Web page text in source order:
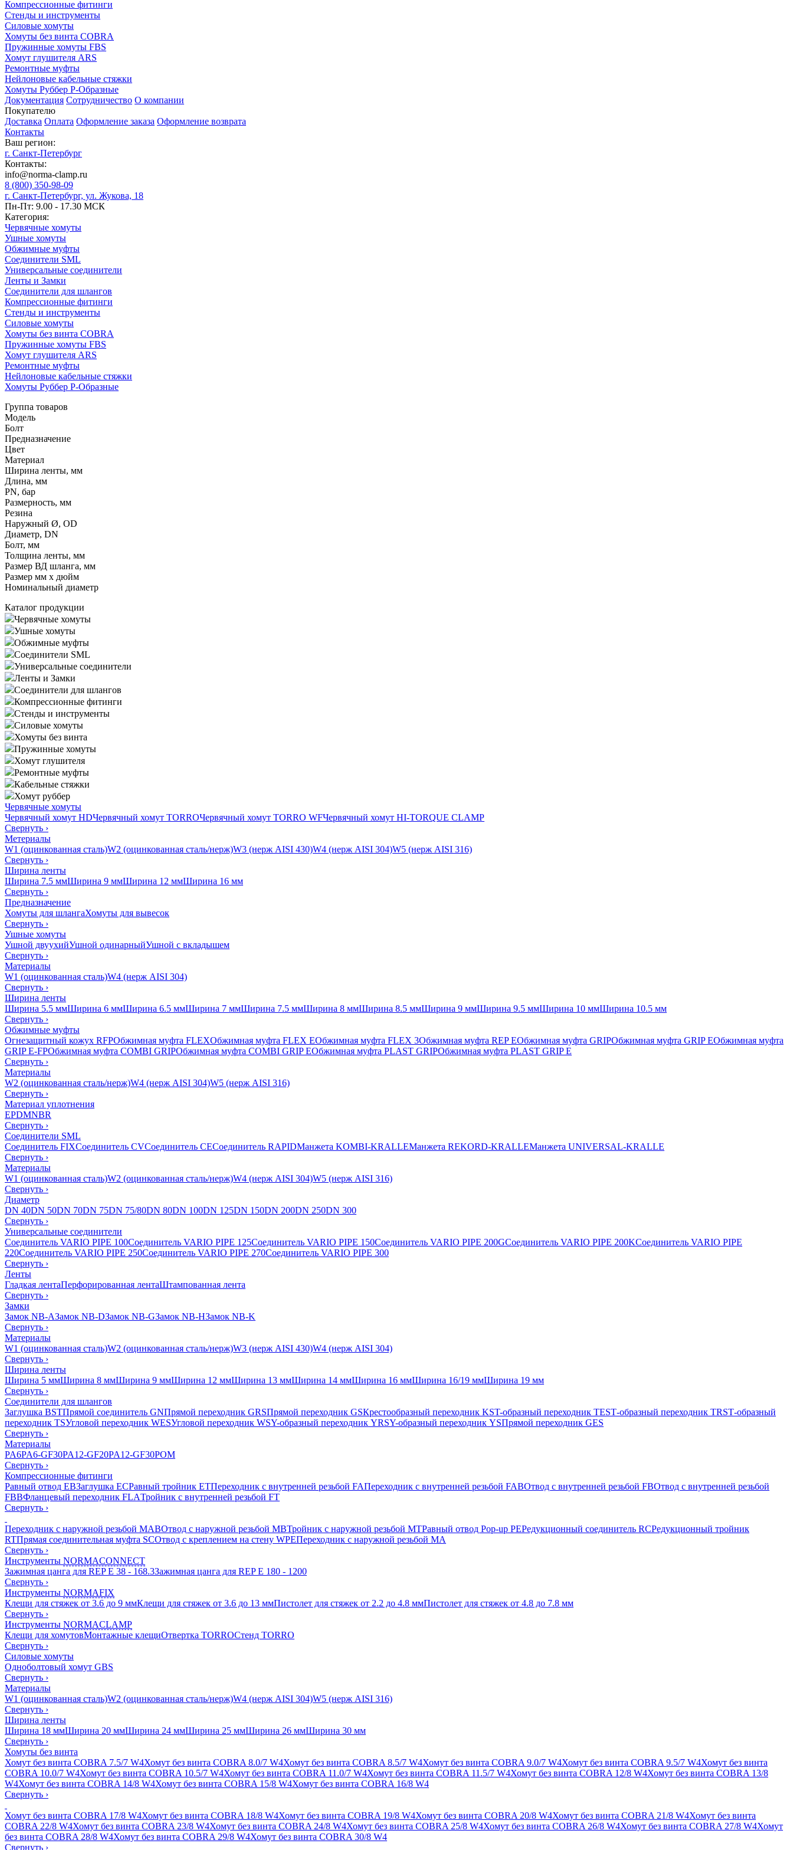
Компрессионные фитинги
Стенды и инструменты
Силовые хомуты
Хомуты без винта COBRA
Пружинные хомуты FBS
Хомут глушителя ARS
Ремонтные муфты
Нейлоновые кабельные стяжки
Хомуты Руббер Р-Образные
Документация Сотрудничество О компании
Покупателю
Доставка Оплата Оформление заказа Оформление возврата
Контакты
Ваш регион:
г. Санкт-Петербург
Контакты:
info@norma-clamp.ru
8 (800) 350-98-09
г. Санкт-Петербург, ул. Жукова, 18
Пн-Пт: 9.00 - 17.30 МСК
Категория:
Червячные хомуты
Ушные хомуты
Обжимные муфты
Соединители SML
Универсальные соединители
Ленты и Замки
Соединители для шлангов
Компрессионные фитинги
Стенды и инструменты
Силовые хомуты
Хомуты без винта COBRA
Пружинные хомуты FBS
Хомут глушителя ARS
Ремонтные муфты
Нейлоновые кабельные стяжки
Хомуты Руббер Р-Образные
Группа товаров
Модель
Болт
Предназначение
Цвет
Материал
Ширина ленты, мм
Длина, мм
PN, бар
Размерность, мм
Резина
Наружный Ø, OD
Диаметр, DN
Болт, мм
Толщина ленты, мм
Размер ВД шланга, мм
Размер мм x дюйм
Номинальный диаметр
Каталог продукции
Червячные хомуты
Ушные хомуты
Обжимные муфты
Соединители SML
Универсальные соединители
Ленты и Замки
Соединители для шлангов
Компрессионные фитинги
Стенды и инструменты
Силовые хомуты
Хомуты без винта
Пружинные хомуты
Хомут глушителя
Ремонтные муфты
Кабельные стяжки
Хомут руббер
Червячные хомуты
Червячный хомут HDЧервячный хомут TORROЧервячный хомут TORRO WFЧервячный хомут HI-TORQUE CLAMP
Свернуть ›
Метериалы
W1 (оцинкованная сталь)W2 (оцинкованная сталь/нерж)W3 (нерж AISI 430)W4 (нерж AISI 304)W5 (нерж AISI 316)
Свернуть ›
Ширина ленты
Ширина 7.5 ммШирина 9 ммШирина 12 ммШирина 16 мм
Свернуть ›
Предназначение
Хомуты для шлангаХомуты для вывесок
Свернуть ›
Ушные хомуты
Ушной двуухийУшной одинарныйУшной с вкладышем
Свернуть ›
Материалы
W1 (оцинкованная сталь)W4 (нерж AISI 304)
Свернуть ›
Ширина ленты
Ширина 5.5 ммШирина 6 ммШирина 6.5 ммШирина 7 ммШирина 7.5 ммШирина 8 ммШирина 8.5 ммШирина 9 ммШирина 9.5 ммШирина 10 ммШирина 10.5 мм
Свернуть ›
Обжимные муфты
Огнезащитный кожух RFPОбжимная муфта FLEXОбжимная муфта FLEX EОбжимная муфта FLEX 3Обжимная муфта REP EОбжимная муфта GRIPОбжимная муфта GRIP EОбжимная муфта
GRIP E-FPОбжимная муфта COMBI GRIPОбжимная муфта COMBI GRIP EОбжимная муфта PLAST GRIPОбжимная муфта PLAST GRIP E
Свернуть ›
Материалы
W2 (оцинкованная сталь/нерж)W4 (нерж AISI 304)W5 (нерж AISI 316)
Свернуть ›
Материал уплотнения
EPDMNBR
Свернуть ›
Соединители SML
Соединитель FIXСоединитель CVСоединитель CEСоединитель RAPIDМанжета KOMBI-KRALLEМанжета REKORD-KRALLEМанжета UNIVERSAL-KRALLE
Свернуть ›
Материалы
W1 (оцинкованная сталь)W2 (оцинкованная сталь/нерж)W4 (нерж AISI 304)W5 (нерж AISI 316)
Свернуть ›
Диаметр
DN 40DN 50DN 70DN 75DN 75/80DN 80DN 100DN 125DN 150DN 200DN 250DN 300
Свернуть ›
Универсальные соединители
Соединитель VARIO PIPE 100Соединитель VARIO PIPE 125Соединитель VARIO PIPE 150Соединитель VARIO PIPE 200GСоединитель VARIO PIPE 200KСоединитель VARIO PIPE
220Соединитель VARIO PIPE 250Соединитель VARIO PIPE 270Соединитель VARIO PIPE 300
Свернуть ›
Ленты
Гладкая лентаПерфорированная лентаШтампованная лента
Свернуть ›
Замки
Замок NB-AЗамок NB-DЗамок NB-GЗамок NB-HЗамок NB-K
Свернуть ›
Материалы
W1 (оцинкованная сталь)W2 (оцинкованная сталь/нерж)W3 (нерж AISI 430)W4 (нерж AISI 304)
Свернуть ›
Ширина ленты
Ширина 5 ммШирина 8 ммШирина 9 ммШирина 12 ммШирина 13 ммШирина 14 ммШирина 16 ммШирина 16/19 ммШирина 19 мм
Свернуть ›
Соединители для шлангов
Заглушка BSTПрямой соединитель GNПрямой переходник GRSПрямой переходник GSКрестообразный переходник KST-образный переходник TESТ-образный переходник TRSТ-образный
переходник TSУгловой переходник WESУгловой переходник WSY-образный переходник YRSY-образный переходник YSПрямой переходник GES
Свернуть ›
Материалы
PA6PA6-GF30PA12-GF20PA12-GF30POM
Свернуть ›
Компрессионные фитинги
Равный отвод EBЗаглушка ECРавный тройник ETПереходник с внутренней резьбой FAПереходник с внутренней резьбой FABОтвод с внутренней резьбой FBОтвод с внутренней резьбой
FBBФланцевый переходник FLAТройник с внутренней резьбой FT
Свернуть ›
Переходник с наружной резьбой MABОтвод с наружной резьбой MBТройник с наружной резьбой MTРавный отвод Pop-up PEРедукционный соединитель RCРедукционный тройник
RTПрямая соединительная муфта SCОтвод с креплением на стену WPEПереходник с наружной резьбой MA
Свернуть ›
Инструменты NORMACONNECT
Зажимная цанга для REP E 38 - 168.3Зажимная цанга для REP E 180 - 1200
Свернуть ›
Инструменты NORMAFIX
Клещи для стяжек от 3.6 до 9 ммКлещи для стяжек от 3.6 до 13 ммПистолет для стяжек от 2.2 до 4.8 ммПистолет для стяжек от 4.8 до 7.8 мм
Свернуть ›
Инструменты NORMACLAMP
Клещи для хомутовМонтажные клещиОтвертка TORROСтенд TORRO
Свернуть ›
Силовые хомуты
Одноболтовый хомут GBS
Свернуть ›
Материалы
W1 (оцинкованная сталь)W2 (оцинкованная сталь/нерж)W4 (нерж AISI 304)W5 (нерж AISI 316)
Свернуть ›
Ширина ленты
Ширина 18 ммШирина 20 ммШирина 24 ммШирина 25 ммШирина 26 ммШирина 30 мм
Свернуть ›
Хомуты без винта
Хомут без винта COBRA 7.5/7 W4Хомут без винта COBRA 8.0/7 W4Хомут без винта COBRA 8.5/7 W4Хомут без винта COBRA 9.0/7 W4Хомут без винта COBRA 9.5/7 W4Хомут без винта
COBRA 10.0/7 W4Хомут без винта COBRA 10.5/7 W4Хомут без винта COBRA 11.0/7 W4Хомут без винта COBRA 11.5/7 W4Хомут без винта COBRA 12/8 W4Хомут без винта COBRA 13/8
W4Хомут без винта COBRA 14/8 W4Хомут без винта COBRA 15/8 W4Хомут без винта COBRA 16/8 W4
Свернуть ›
Хомут без винта COBRA 17/8 W4Хомут без винта COBRA 18/8 W4Хомут без винта COBRA 19/8 W4Хомут без винта COBRA 20/8 W4Хомут без винта COBRA 21/8 W4Хомут без винта
COBRA 22/8 W4Хомут без винта COBRA 23/8 W4Хомут без винта COBRA 24/8 W4Хомут без винта COBRA 25/8 W4Хомут без винта COBRA 26/8 W4Хомут без винта COBRA 27/8 W4Хомут
без винта COBRA 28/8 W4Хомут без винта COBRA 29/8 W4Хомут без винта COBRA 30/8 W4
Свернуть ›